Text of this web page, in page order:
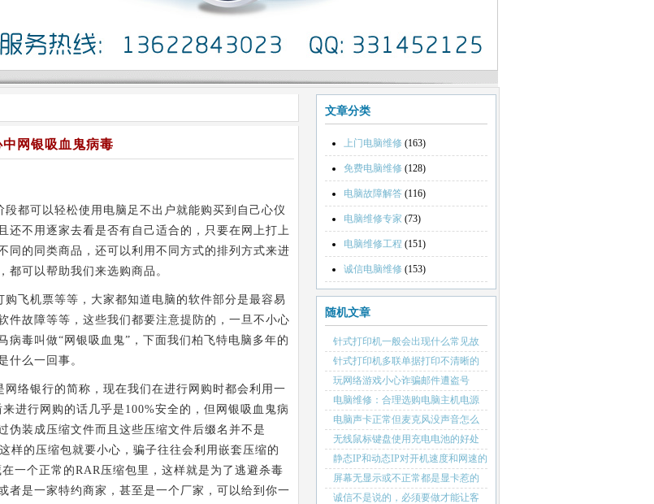
网银吸血鬼病毒
都可以轻松使用电脑足不出户就能购买到自己心仪
还不用逐家去看是否有自己适合的，只要在网上打上
同的同类商品，还可以利用不同方式的排列方式来进
都可以帮助我们来选购商品。
飞机票等等，大家都知道电脑的软件部分是最容易
件故障等等，这些我们都要注意提防的，一旦不小心
毒叫做“网银吸血鬼”，下面我们柏飞特电脑多年的
什么一回事。
络银行的简称，现在我们在进行网购时都会利用一
进行网购的话几乎是100%安全的，但网银吸血鬼病
伪装成压缩文件而且这些压缩文件后缀名并不是
样的压缩包就要小心，骗子往往会利用嵌套压缩的
一个正常的RAR压缩包里，这样就是为了逃避杀毒
者是一家特约商家，甚至是一个厂家，可以给到你一
文章分类
上门电脑维修 (163)
免费电脑维修 (128)
电脑故障解答 (116)
电脑维修专家 (73)
电脑维修工程 (151)
诚信电脑维修 (153)
随机文章
针式打印机一般会出现什么常见故
障
针式打印机多联单据打印不清晰的
原因是什么
玩网络游戏小心诈骗邮件遭盗号
电脑维修：合理选购电脑主机电源
的重要性
电脑声卡正常但麦克风没声音怎么
办
无线鼠标键盘使用充电电池的好处
和坏处
静态IP和动态IP对开机速度和网速的
影响
屏幕无显示或不正常都是显卡惹的
祸
诚信不是说的，必须要做才能让客